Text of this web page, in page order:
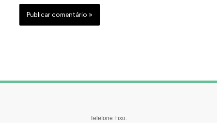
Telefone Fixo: